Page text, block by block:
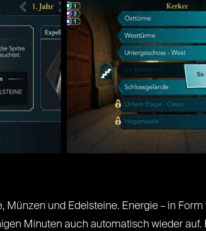
und Edelsteine. Energie – in Form
Minuten auch automatisch wieder auf.